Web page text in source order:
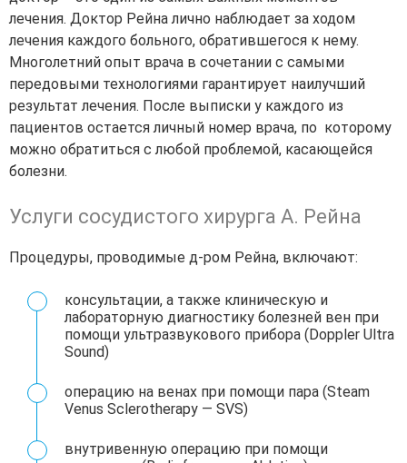
лечения. Доктор Рейна лично наблюдает за ходом
лечения каждого больного, обратившегося к нему.
Многолетний опыт врача в сочетании с самыми
передовыми технологиями гарантирует наилучший
результат лечения. После выписки у каждого из
пациентов остается личный номер врача, по которому
можно обратиться с любой проблемой, касающейся
болезни.
Услуги сосудистого хирурга А. Рейна
Процедуры, проводимые д-ром Рейна, включают:
консультации, а также клиническую и
лабораторную диагностику болезней вен при
помощи ультразвукового прибора (Doppler Ultra
Sound)
операцию на венах при помощи пара (Steam
Venus Sclerotherapy — SVS)
внутривенную операцию при помощи